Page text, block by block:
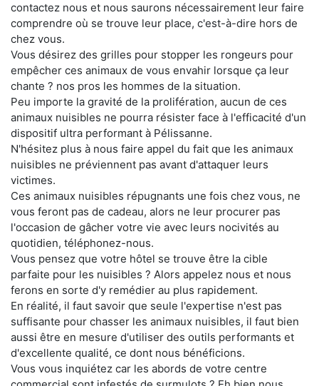
contactez nous et nous saurons nécessairement leur faire
comprendre où se trouve leur place, c'est-à-dire hors de
chez vous.
Vous désirez des grilles pour stopper les rongeurs pour
empêcher ces animaux de vous envahir lorsque ça leur
chante ? nos pros les hommes de la situation.
Peu importe la gravité de la prolifération, aucun de ces
animaux nuisibles ne pourra résister face à l'efficacité d'un
dispositif ultra performant à Pélissanne.
N'hésitez plus à nous faire appel du fait que les animaux
nuisibles ne préviennent pas avant d'attaquer leurs
victimes.
Ces animaux nuisibles répugnants une fois chez vous, ne
vous feront pas de cadeau, alors ne leur procurer pas
l'occasion de gâcher votre vie avec leurs nocivités au
quotidien, téléphonez-nous.
Vous pensez que votre hôtel se trouve être la cible
parfaite pour les nuisibles ? Alors appelez nous et nous
ferons en sorte d'y remédier au plus rapidement.
En réalité, il faut savoir que seule l'expertise n'est pas
suffisante pour chasser les animaux nuisibles, il faut bien
aussi être en mesure d'utiliser des outils performants et
d'excellente qualité, ce dont nous bénéficions.
Vous vous inquiétez car les abords de votre centre